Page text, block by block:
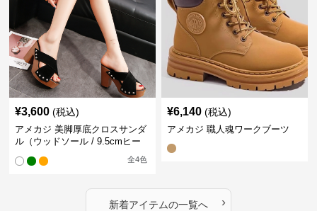
¥3,600 (税込)
アメカジ 美脚厚底クロスサンダ
ル（ウッドソール / 9.5cmヒー
全4色
¥6,140 (税込)
アメカジ 職人魂ワークブーツ
新着アイテムの一覧へ ›